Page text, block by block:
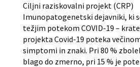
Ciljni raziskovalni projekt (CRP)
Imunopatogenetski dejavniki, ki
težjim potekom COVID-19 –
projekta Covid-19 poteka
simptomi in znaki. Pri 80 %
blago do zmerno, pri 15 % je